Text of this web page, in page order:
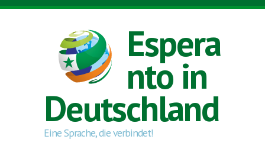
Direkt zum Inhalt
Espera
nto in
Deutschland
Eine Sprache, die verbindet!